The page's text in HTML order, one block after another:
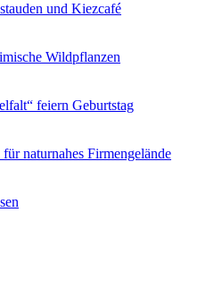
und Kiezcafé
Wildpflanzen
feiern Geburtstag
naturnahes Firmengelände